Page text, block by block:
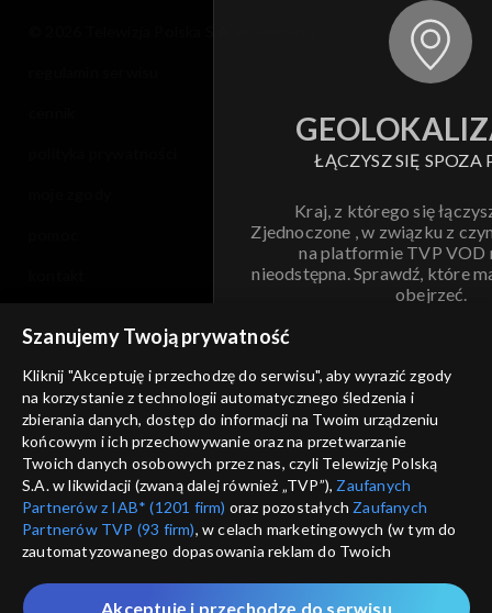
ŁĄCZYSZ SIĘ SPOZA
Kraj, z którego się
Zjednoczone , w związku z
na platformie TVP VOD
nieodstępna. Sprawdź, które
obejrzeć.
ANULUJ
informacje o dostawcy usług
Szanujemy Twoją prywatność
Kliknij "Akceptuję i przechodzę do serwisu", aby wyrazić zgody
na korzystanie z technologii automatycznego śledzenia i
zbierania danych, dostęp do informacji na Twoim urządzeniu
końcowym i ich przechowywanie oraz na przetwarzanie
Twoich danych osobowych przez nas, czyli Telewizję Polską
S.A. w likwidacji (zwaną dalej również „TVP”), Zaufanych
Partnerów z IAB* (1201 firm) oraz pozostałych Zaufanych
Partnerów TVP (93 firm), w celach marketingowych (w tym do
zautomatyzowanego dopasowania reklam do Twoich
które wskazujemy poniżej, a także zgody na udostępnianie
Akceptuję i przechodzę do serwisu